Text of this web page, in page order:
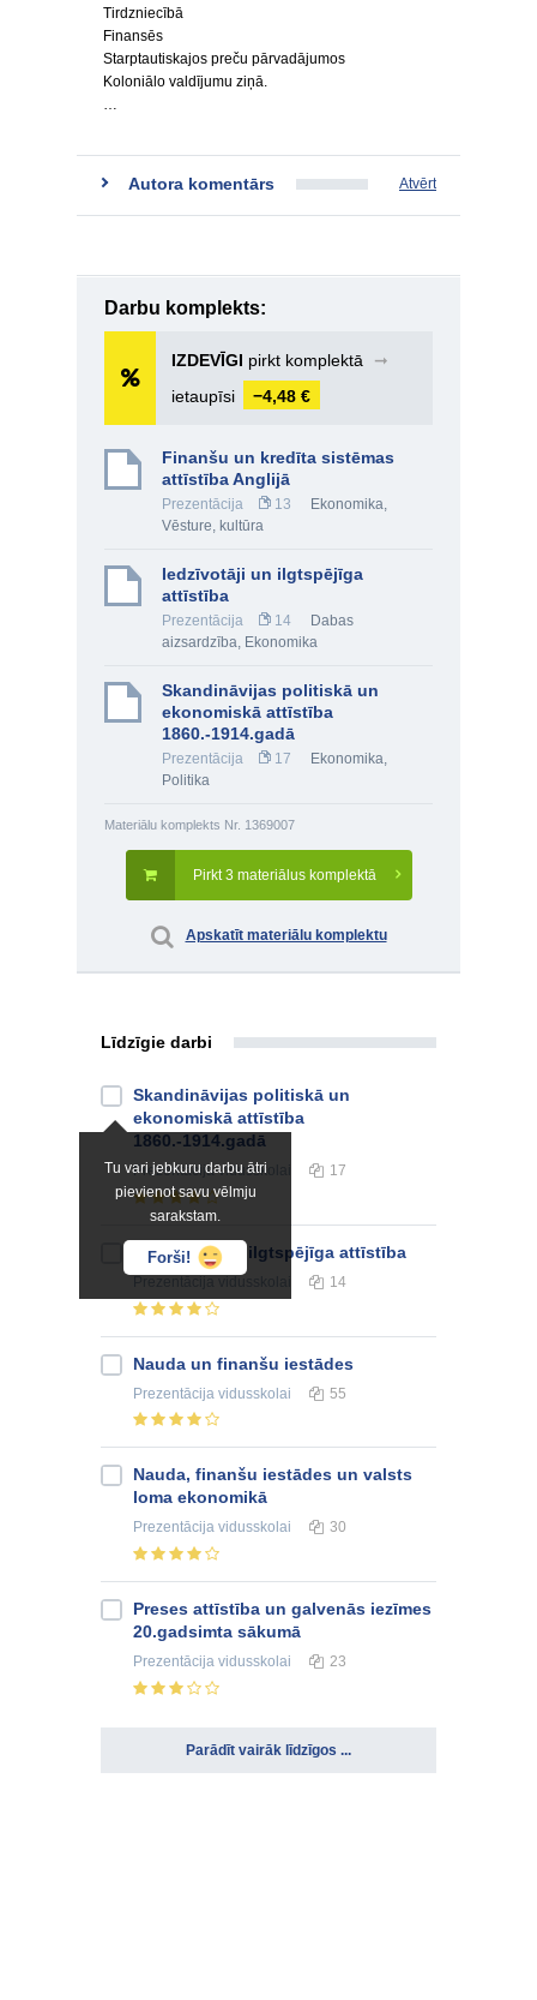
Tirdzniecībā
Finansēs
Starptautiskajos preču pārvadājumos
Koloniālo valdījumu ziņā.
…
Autora komentārs Atvērt
Darbu komplekts:
IZDEVĪGI pirkt komplektā
➞
ietaupīsi
−4,48 €
Finanšu un kredīta sistēmas
attīstība Anglijā
Prezentācija 13 Ekonomika,
Vēsture, kultūra
Iedzīvotāji un ilgtspējīga
attīstība
Prezentācija 14
Dabas
aizsardzība, Ekonomika
Skandināvijas politiskā un
ekonomiskā attīstība
1860.-1914.gadā
Prezentācija 17 Ekonomika,
Politika
Materiālu komplekts Nr. 1369007
Pirkt 3 materiālus komplektā
Apskatīt materiālu komplektu
Līdzīgie darbi
Tu vari jebkuru darbu ātri
pievienot savu vēlmju
sarakstam.
Forši!
Skandināvijas politiskā un
ekonomiskā attīstība
1860.-1914.gadā
Prezentācijavidusskolai 17
Iedzīvotāji un ilgtspējīga attīstība
14
Nauda un finanšu iestādes
Prezentācija vidusskolai 55
Nauda, finanšu iestādes un valsts
loma ekonomikā
Prezentācija vidusskolai 30
Preses attīstība un galvenās iezīmes
20.gadsimta sākumā
Prezentācija vidusskolai 23
Parādīt vairāk līdzīgos ...